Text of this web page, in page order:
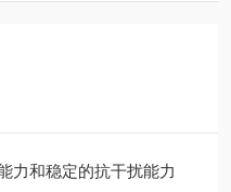
力和稳定的抗干扰能力